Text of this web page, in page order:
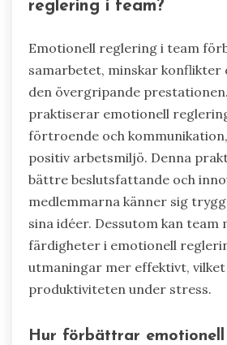
reglering i team?
Emotionell reglering i team
samarbetet, minskar
den övergripande
praktiserar emotionell
förtroende och
positiv arbetsmiljö. Denna
bättre beslutsfattande och
medlemmarna känner sig
sina idéer. Dessutom kan team
färdigheter i emotionell
utmaningar mer effektivt,
produktiviteten under stress.
Hur förbättrar